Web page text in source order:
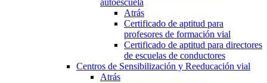
autoescuela
Atrás
Certificado de aptitud para
profesores de formación vial
Certificado de aptitud para directores
de escuelas de conductores
Centros de Sensibilización y Reeducación vial
Atrás